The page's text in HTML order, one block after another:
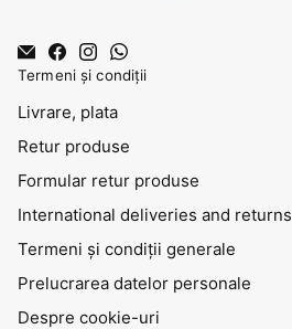
Termeni și condiții
Livrare, plata
Retur produse
Formular retur produse
International deliveries and returns
Termeni și condiții generale
Prelucrarea datelor personale
Despre cookie-uri